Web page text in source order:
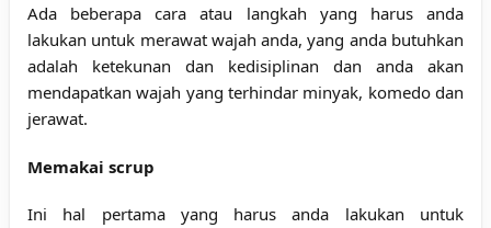
Ada beberapa cara atau langkah yang harus anda
lakukan untuk merawat wajah anda, yang anda butuhkan
adalah ketekunan dan kedisiplinan dan anda akan
mendapatkan wajah yang terhindar minyak, komedo dan
jerawat.
Memakai scrup
Ini hal pertama yang harus anda lakukan untuk